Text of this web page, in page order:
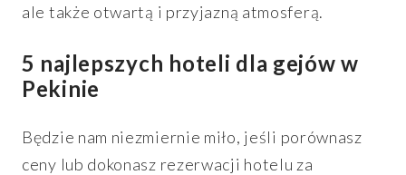
ale także otwartą i przyjazną atmosferą.
5 najlepszych hoteli dla gejów w
Pekinie
Będzie nam niezmiernie miło, jeśli porównasz
ceny lub dokonasz rezerwacji hotelu za